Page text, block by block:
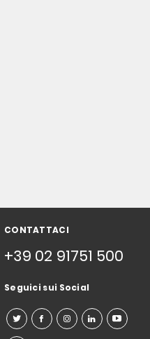
CONTATTACI
+39 02 91751 500
Seguici sui Social